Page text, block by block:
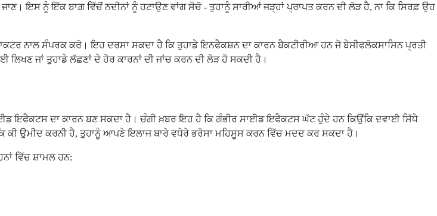
ਇਸ ਨੂੰ ਇੱਕ ਬਾਗ਼ ਵਿੱਚੋਂ ਨਦੀਨਾਂ ਨੂੰ ਹਟਾਉਣ ਵਾਂਗ ਸੋਚੋ - ਤੁਹਾਨੂੰ ਸਾਰੀਆਂ ਜੜ੍ਹਾਂ ਪ੍ਰਾਪਤ ਕਰਨ ਦੀ ਲੋੜ ਹੈ, ਨਾ ਕਿ ਸਿਰਫ਼ ਉਹ
ਨਾਲ ਸੰਪਰਕ ਕਰੋ। ਇਹ ਦਰਸਾ ਸਕਦਾ ਹੈ ਕਿ ਤੁਹਾਡੇ ਇਨਫੈਕਸ਼ਨ ਦਾ ਕਾਰਨ ਬੈਕਟੀਰੀਆ ਹਨ ਜੋ ਬੇਸੀਫਲੋਕਸਾਸਿਨ ਪ੍ਰਤੀ
ਜਾਂ ਤੁਹਾਡੇ ਲੱਛਣਾਂ ਦੇ ਹੋਰ ਕਾਰਨਾਂ ਦੀ ਜਾਂਚ ਕਰਨ ਦੀ ਲੋੜ ਹੋ ਸਕਦੀ ਹੈ।
ਇਫੈਕਟਸ ਦਾ ਕਾਰਨ ਬਣ ਸਕਦਾ ਹੈ। ਚੰਗੀ ਖ਼ਬਰ ਇਹ ਹੈ ਕਿ ਗੰਭੀਰ ਸਾਈਡ ਇਫੈਕਟਸ ਘੱਟ ਹੁੰਦੇ ਹਨ ਕਿਉਂਕਿ ਦਵਾਈ ਸਿੱਧੇ
ਉਮੀਦ ਕਰਨੀ ਹੈ, ਤੁਹਾਨੂੰ ਆਪਣੇ ਇਲਾਜ ਬਾਰੇ ਵਧੇਰੇ ਭਰੋਸਾ ਮਹਿਸੂਸ ਕਰਨ ਵਿੱਚ ਮਦਦ ਕਰ ਸਕਦਾ ਹੈ।
ਵਿੱਚ ਸ਼ਾਮਲ ਹਨ: